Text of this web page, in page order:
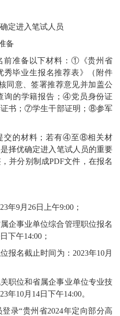
定进入笔试人员
备
前准备以下材料：①《贵州省
秀毕业生报名推荐表》（附件
同意、签署推荐意见并加盖公
的学籍报告；④党员身份证
书；⑦学生干部证明；⑧参军
交的材料；若有④至⑧相关材
择优确定进入笔试人员的重要
并分别制成PDF文件，在报名
年9月26日上午9:00；
企事业单位综合管理职位报名
下午14:00；
报名截止时间为：2023年10月
职位和省属企事业单位专业技
年10月14日下午14:00。
录“贵州省2024年定向部分高